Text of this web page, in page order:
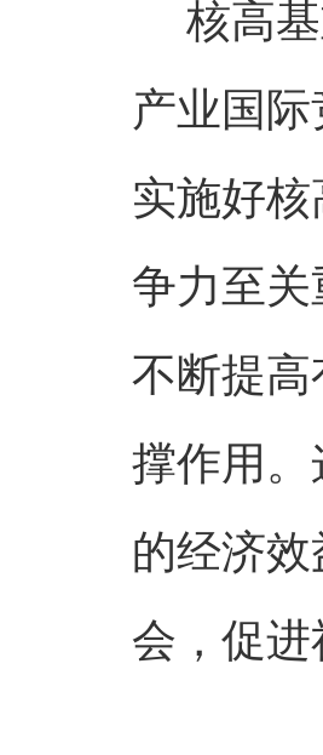
核高基
产业国
实施好
争力至
不断提
撑作用
的经济
会，促